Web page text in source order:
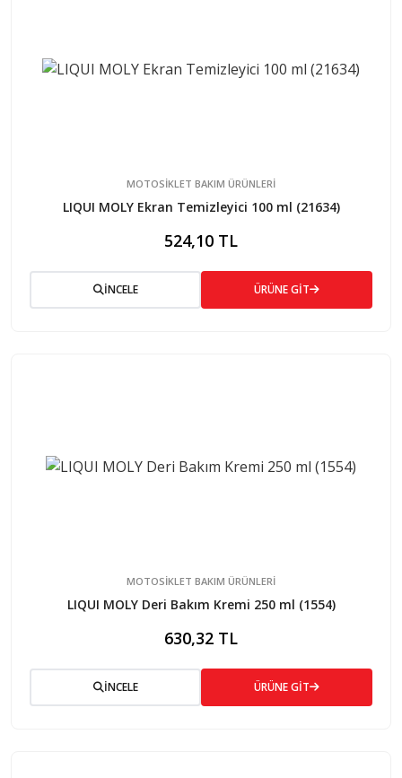
MOTOSİKLET BAKIM ÜRÜNLERİ
LIQUI MOLY Ekran Temizleyici 100 ml (21634)
524,10 TL
İNCELE ÜRÜNE GİT
MOTOSİKLET BAKIM ÜRÜNLERİ
LIQUI MOLY Deri Bakım Kremi 250 ml (1554)
630,32 TL
İNCELE ÜRÜNE GİT